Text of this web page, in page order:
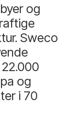
og
Sweco
og
i 70